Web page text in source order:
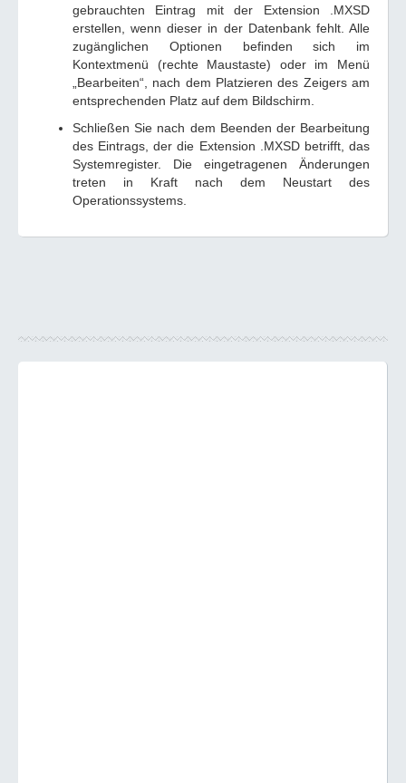
gebrauchten Eintrag mit der Extension .MXSD
erstellen, wenn dieser in der Datenbank fehlt. Alle
zugänglichen Optionen befinden sich im
Kontextmenü (rechte Maustaste) oder im Menü
„Bearbeiten“, nach dem Platzieren des Zeigers am
entsprechenden Platz auf dem Bildschirm.
Schließen Sie nach dem Beenden der Bearbeitung
des Eintrags, der die Extension .MXSD betrifft, das
Systemregister. Die eingetragenen Änderungen
treten in Kraft nach dem Neustart des
Operationssystems.